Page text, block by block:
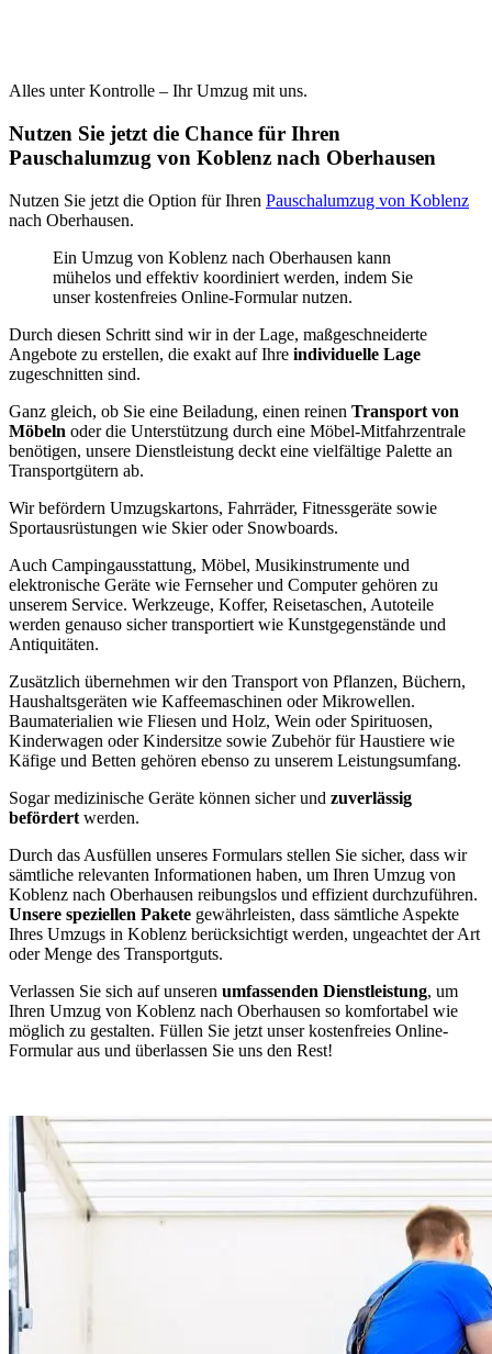
Alles unter Kontrolle – Ihr Umzug mit uns.
Nutzen Sie jetzt die Chance für Ihren
Pauschalumzug von Koblenz nach Oberhausen
Nutzen Sie jetzt die Option für Ihren Pauschalumzug von Koblenz
nach Oberhausen.
Ein Umzug von Koblenz nach Oberhausen kann
mühelos und effektiv koordiniert werden, indem Sie
unser kostenfreies Online-Formular nutzen.
Durch diesen Schritt sind wir in der Lage, maßgeschneiderte
Angebote zu erstellen, die exakt auf Ihre individuelle Lage
zugeschnitten sind.
Ganz gleich, ob Sie eine Beiladung, einen reinen Transport von
Möbeln oder die Unterstützung durch eine Möbel-Mitfahrzentrale
benötigen, unsere Dienstleistung deckt eine vielfältige Palette an
Transportgütern ab.
Wir befördern Umzugskartons, Fahrräder, Fitnessgeräte sowie
Sportausrüstungen wie Skier oder Snowboards.
Auch Campingausstattung, Möbel, Musikinstrumente und
elektronische Geräte wie Fernseher und Computer gehören zu
unserem Service. Werkzeuge, Koffer, Reisetaschen, Autoteile
werden genauso sicher transportiert wie Kunstgegenstände und
Antiquitäten.
Zusätzlich übernehmen wir den Transport von Pflanzen, Büchern,
Haushaltsgeräten wie Kaffeemaschinen oder Mikrowellen.
Baumaterialien wie Fliesen und Holz, Wein oder Spirituosen,
Kinderwagen oder Kindersitze sowie Zubehör für Haustiere wie
Käfige und Betten gehören ebenso zu unserem Leistungsumfang.
Sogar medizinische Geräte können sicher und zuverlässig
befördert werden.
Durch das Ausfüllen unseres Formulars stellen Sie sicher, dass wir
sämtliche relevanten Informationen haben, um Ihren Umzug von
Koblenz nach Oberhausen reibungslos und effizient durchzuführen.
Unsere speziellen Pakete gewährleisten, dass sämtliche Aspekte
Ihres Umzugs in Koblenz berücksichtigt werden, ungeachtet der Art
oder Menge des Transportguts.
Verlassen Sie sich auf unseren umfassenden Dienstleistung, um
Ihren Umzug von Koblenz nach Oberhausen so komfortabel wie
möglich zu gestalten. Füllen Sie jetzt unser kostenfreies Online-
Formular aus und überlassen Sie uns den Rest!